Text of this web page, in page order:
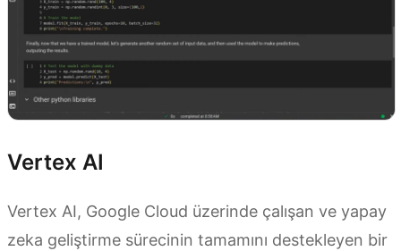
Vertex AI
Vertex AI, Google Cloud üzerinde çalışan ve yapay
zeka geliştirme sürecinin tamamını destekleyen bir